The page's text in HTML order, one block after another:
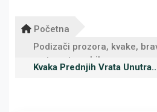
Početna
Podizači prozora, kvake,
vrata automobila
Kvaka Prednjih Vrata